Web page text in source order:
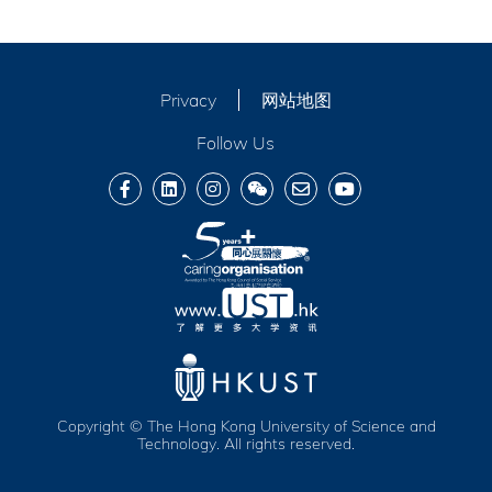
Privacy
网站地图
Follow Us
Copyright © The Hong Kong University of Science and
Technology. All rights reserved.